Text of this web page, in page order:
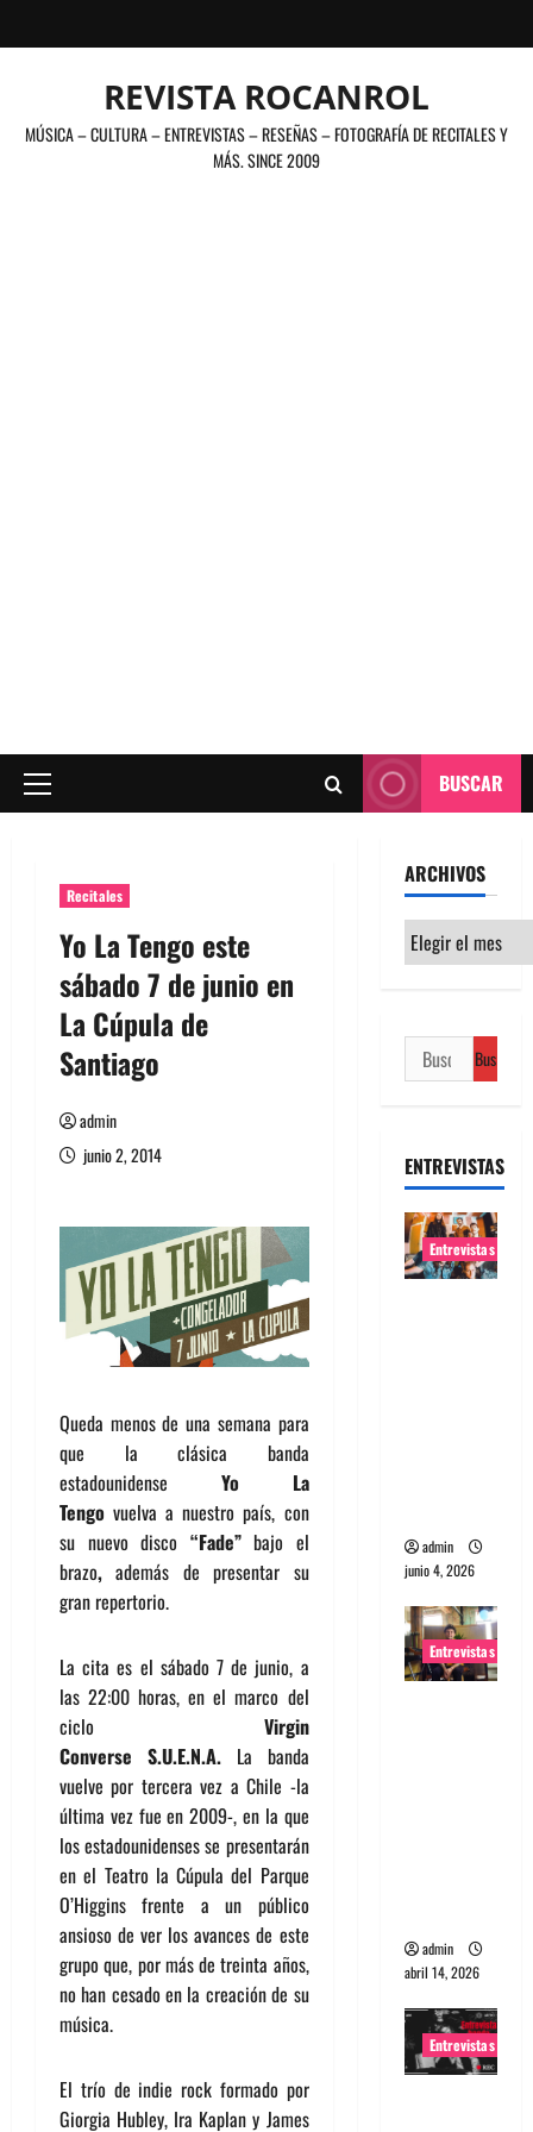
al
REVISTA ROCANROL
MÚSICA – CULTURA – ENTREVISTAS – RESEÑAS – FOTOGRAFÍA DE RECITALES Y
MÁS. SINCE 2009
Menú
BUSCAR
Recitales
Yo La Tengo este
sábado 7 de junio en
La Cúpula de
Santiago
admin
junio 2, 2014
Queda menos de una semana para
que la clásica banda
estadounidense Yo La
Tengovuelva a nuestro país, con
su nuevo disco “Fade”bajo el
brazo, además de presentar su
gran repertorio.
La cita es el sábado 7 de junio, a
las 22:00 horas, en el marco del
ciclo Virgin
Converse S.U.E.N.A.La banda
vuelve por tercera vez a Chile -la
última vez fue en 2009-, en la que
los estadounidenses se presentarán
en el Teatro la Cúpula del Parque
O’Higgins frente a un público
ansioso de ver los avances de este
grupo que, por más de treinta años,
no han cesado en la creación de su
música.
El trío de indie rock formado por
Giorgia Hubley, Ira Kaplan y James
ARCHIVOS
Archivos
Buscar:
ENTREVISTAS
Entrevistas
admin
junio 4, 2026
Entrevistas
admin
abril 14, 2026
Entrevistas